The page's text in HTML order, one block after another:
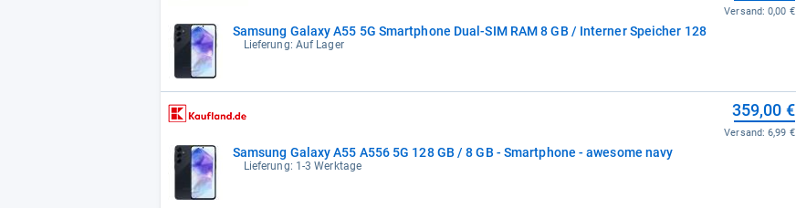
Samsung Galaxy A55 5G Smartphone Dual-SIM RAM 8 GB / Interner Speicher 128
Lieferung: Auf Lager
Versand:0,00 €
Samsung Galaxy A55 A556 5G 128 GB / 8 GB - Smartphone - awesome navy
Lieferung: 1-3 Werktage
359,00 €
Versand:6,99 €